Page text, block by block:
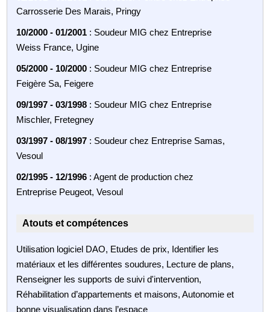
Carrosserie Des Marais, Pringy
10/2000 - 01/2001 : Soudeur MIG chez Entreprise
Weiss France, Ugine
05/2000 - 10/2000 : Soudeur MIG chez Entreprise
Feigère Sa, Feigere
09/1997 - 03/1998 : Soudeur MIG chez Entreprise
Mischler, Fretegney
03/1997 - 08/1997 : Soudeur chez Entreprise Samas,
Vesoul
02/1995 - 12/1996 : Agent de production chez
Entreprise Peugeot, Vesoul
Atouts et compétences
Utilisation logiciel DAO, Etudes de prix, Identifier les
matériaux et les différentes soudures, Lecture de plans,
Renseigner les supports de suivi d'intervention,
Réhabilitation d’appartements et maisons, Autonomie et
bonne visualisation dans l’espace